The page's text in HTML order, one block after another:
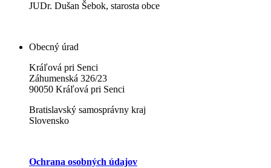
JUDr. Dušan Šebok, starosta obce
Obecný úrad
Kráľová pri Senci
Záhumenská 326/23
90050 Kráľová pri Senci
Bratislavský samosprávny kraj
Slovensko
Ochrana osobných údajov